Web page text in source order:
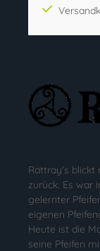
Rattray's blickt
zurück. Es war
gelernter
eigenen
Heute ist die
seine Pfeifen